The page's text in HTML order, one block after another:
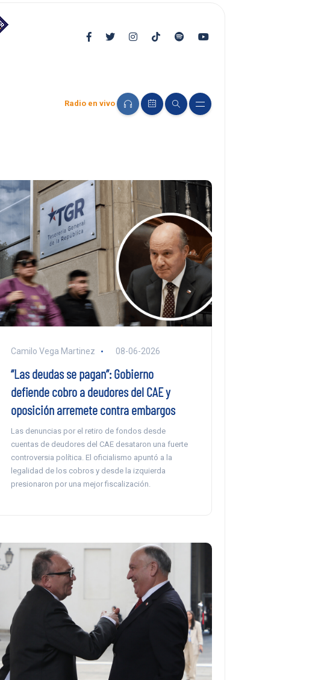
Radio en vivo
Camilo Vega Martinez 08-06-2026
“Las deudas se pagan”: Gobierno
defiende cobro a deudores del CAE y
oposición arremete contra embargos
Las denuncias por el retiro de fondos desde
cuentas de deudores del CAE desataron una fuerte
controversia política. El oficialismo apuntó a la
legalidad de los cobros y desde la izquierda
presionaron por una mejor fiscalización.